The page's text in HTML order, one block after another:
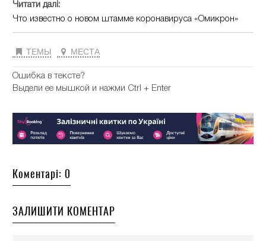
Читати далі:
Что известно о новом штамме коронавируса «Омикрон»
ТЕМЫ МЕСТА
Ошибка в тексте?
Выдели ее мышкой и нажми Ctrl + Enter
Коментарі: 0
ЗАЛИШИТИ КОМЕНТАР